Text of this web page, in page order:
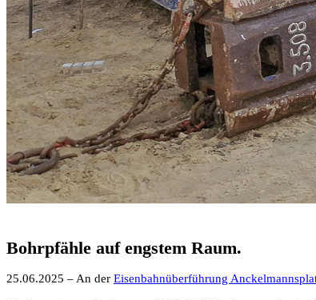
Bohrpfähle auf engstem Raum.
25.06.2025 – An der Eisenbahnüberführung